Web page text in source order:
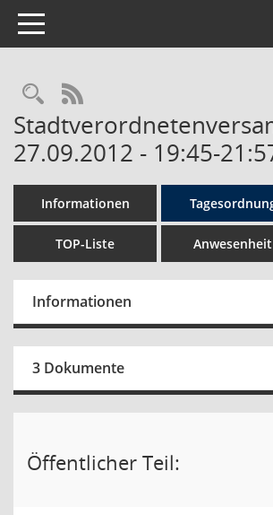
Toggle navigation
Rechercheauswahl
RSS-Feed
27.09.2012 - 19:45-
Informationen
TOP-Liste Anwesenheit
Informationen
3 Dokumente
Öffentlicher Teil: